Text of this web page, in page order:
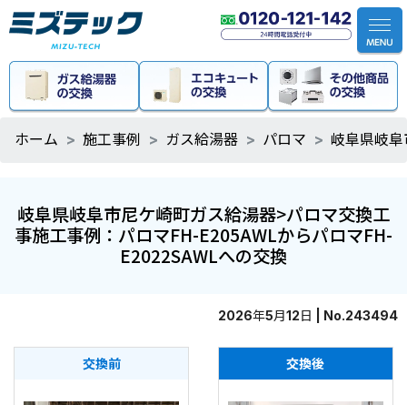
ホーム 施工事例 ガス給湯器 パロマ 岐阜県岐
岐阜県岐阜市尼ケ崎町ガス給湯器>パロマ交換工
事施工事例：パロマFH-E205AWLからパロマFH-
E2022SAWLへの交換
2026年5月12日 | No.243494
交換前 交換後